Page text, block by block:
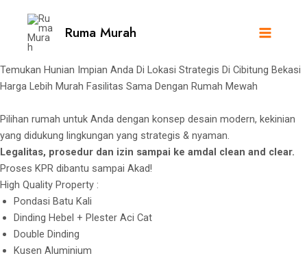
content
Ruma Murah
Menu
Temukan Hunian Impian Anda Di Lokasi Strategis Di Cibitung Bekasi
Harga Lebih Murah Fasilitas Sama Dengan Rumah Mewah
Pilihan rumah untuk Anda dengan konsep desain modern, kekinian
yang didukung lingkungan yang strategis & nyaman.
Legalitas, prosedur dan izin sampai ke amdal clean and clear.
Proses KPR dibantu sampai Akad!
High Quality Property :
Pondasi Batu Kali
Dinding Hebel + Plester Aci Cat
Double Dinding
Kusen Aluminium